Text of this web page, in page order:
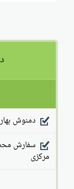
دمنوش
سفارش
مرکزی